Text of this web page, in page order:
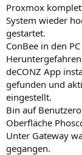
Proxmox
System wieder
gestartet.
ConBee in den
deCONZ App
gefunden und
eingestellt.
Bin auf
Oberfläche
Unter Gateway
gegangen.